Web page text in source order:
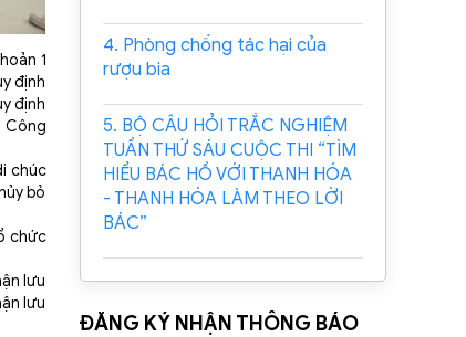
1
định
định
Công
chúc
bỏ
chức
lưu
lưu
4. Phòng chống tác hại của
rượu bia
5. BỘ CÂU HỎI TRẮC NGHIỆM
TUẦN THỨ SÁU CUỘC THI “TÌM
HIỂU BÁC HỒ VỚI THANH HÓA
- THANH HÓA LÀM THEO LỜI
BÁC”
ĐĂNG KÝ NHẬN THÔNG BÁO